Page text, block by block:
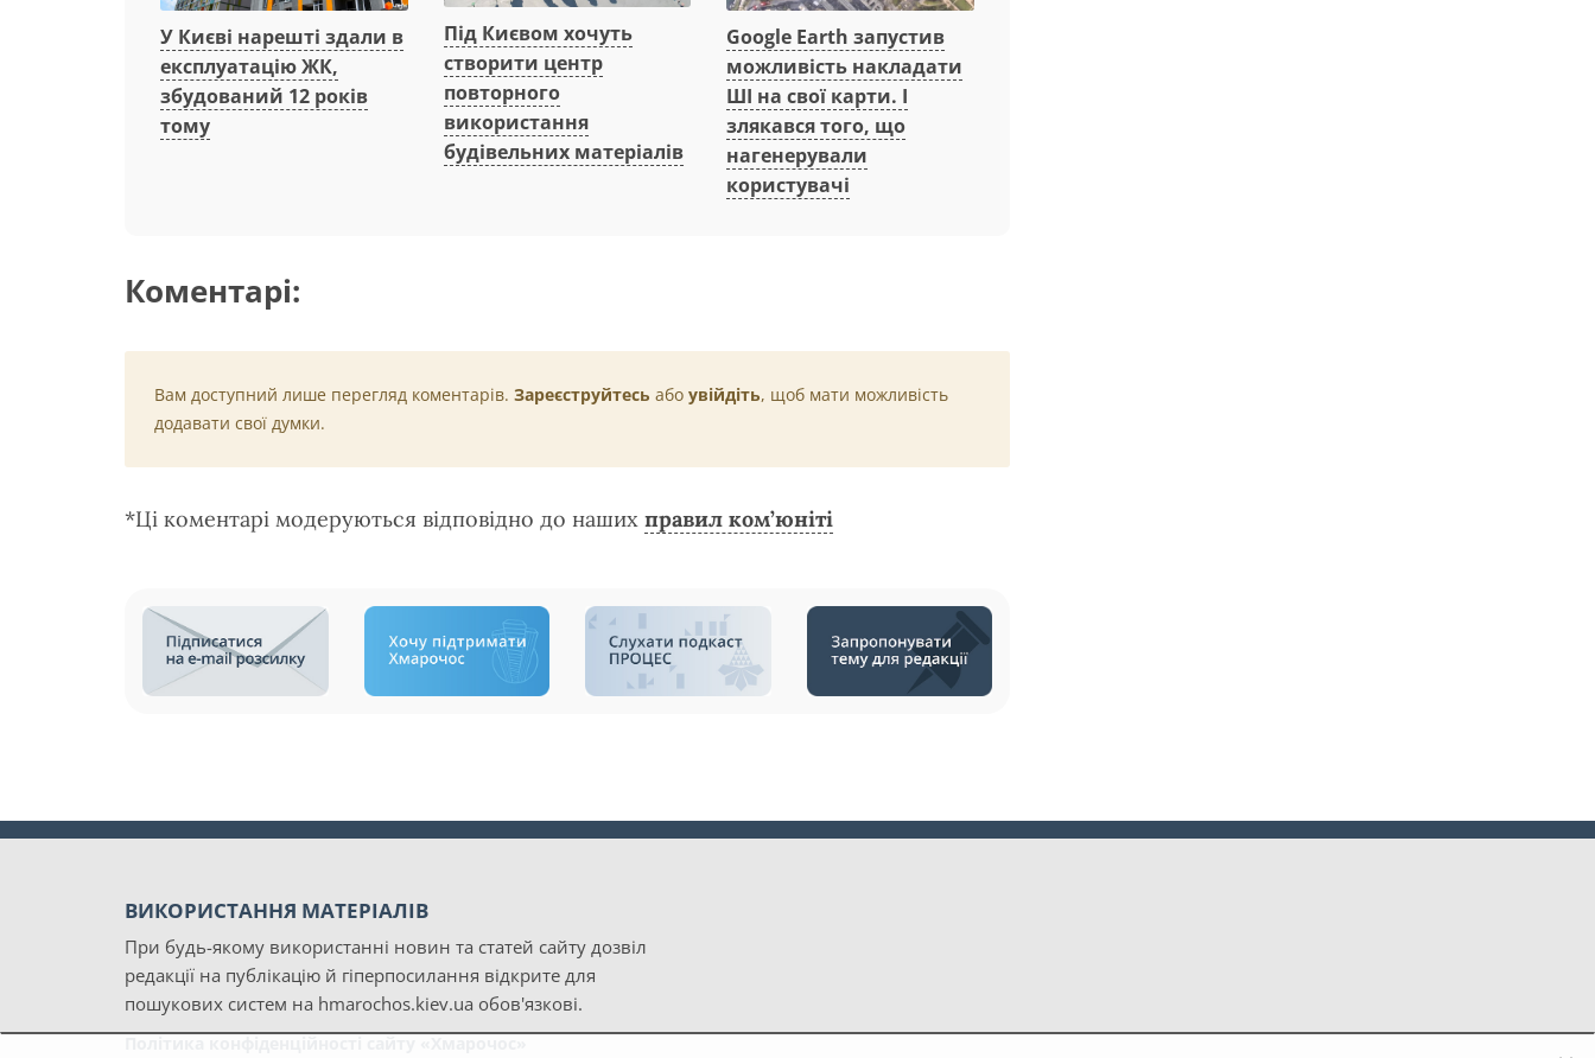
У Києві нарешті здали в
експлуатацію ЖК,
збудований 12 років
тому
Під Києвом хочуть
створити центр
повторного
використання
будівельних матеріалів
Google Earth запустив
можливість накладати
ШІ на свої карти. І
злякався того, що
нагенерували
користувачі
Коментарі:
Вам доступний лише перегляд коментарів. Зареєструйтесь або увійдіть, щоб мати можливість
додавати свої думки.
*Ці коментарі модеруються відповідно до наших правил ком’юніті
ВИКОРИСТАННЯ МАТЕРІАЛІВ
При будь-якому використанні новин та статей сайту дозвіл
редакції на публікацію й гіперпосилання відкрите для
пошукових систем на hmarochos.kiev.ua обов'язкові.